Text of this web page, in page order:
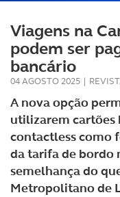
Viagens na
podem ser
bancário
04 AGOSTO 2025 |
A nova opção
utilizarem cartões
contactless como
da tarifa de bordo
semelhança do
Metropolitano de